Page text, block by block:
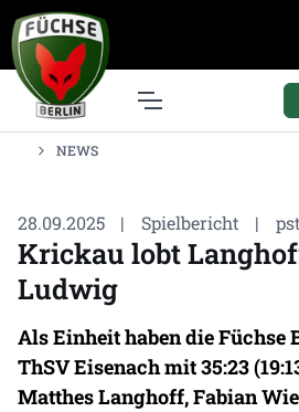
NEWS
28.09.2025 | Spielbericht | pst
Krickau lobt
Ludwig
Als Einheit haben die Füchse
ThSV Eisenach mit 35:23
Matthes Langhoff, Fabian